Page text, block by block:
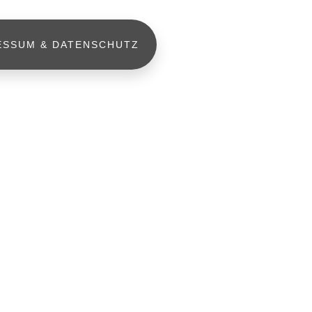
& DATENSCHUTZ